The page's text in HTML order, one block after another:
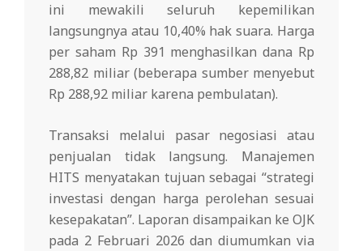
ini mewakili seluruh kepemilikan
langsungnya atau 10,40% hak suara. Harga
per saham Rp 391 menghasilkan dana Rp
288,82 miliar (beberapa sumber menyebut
Rp 288,92 miliar karena pembulatan).
Transaksi melalui pasar negosiasi atau
penjualan tidak langsung. Manajemen
HITS menyatakan tujuan sebagai “strategi
investasi dengan harga perolehan sesuai
kesepakatan”. Laporan disampaikan ke OJK
pada 2 Februari 2026 dan diumumkan via